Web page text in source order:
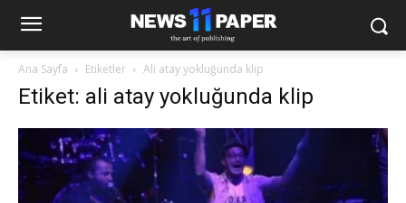
Ana Sayfa Etiketler Ali atay yokluğunda klip
Etiket: ali atay yokluğunda klip